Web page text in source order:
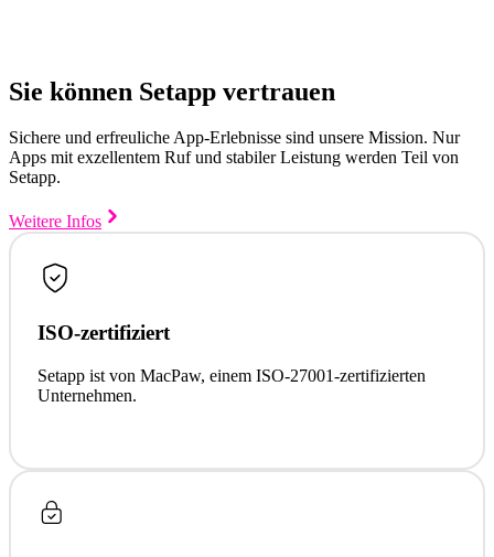
Sie können Setapp vertrauen
Sichere und erfreuliche App-Erlebnisse sind unsere Mission. Nur
Apps mit exzellentem Ruf und stabiler Leistung werden Teil von
Setapp.
Weitere Infos
ISO-zertifiziert
Setapp ist von MacPaw, einem ISO-27001-zertifizierten
Unternehmen.